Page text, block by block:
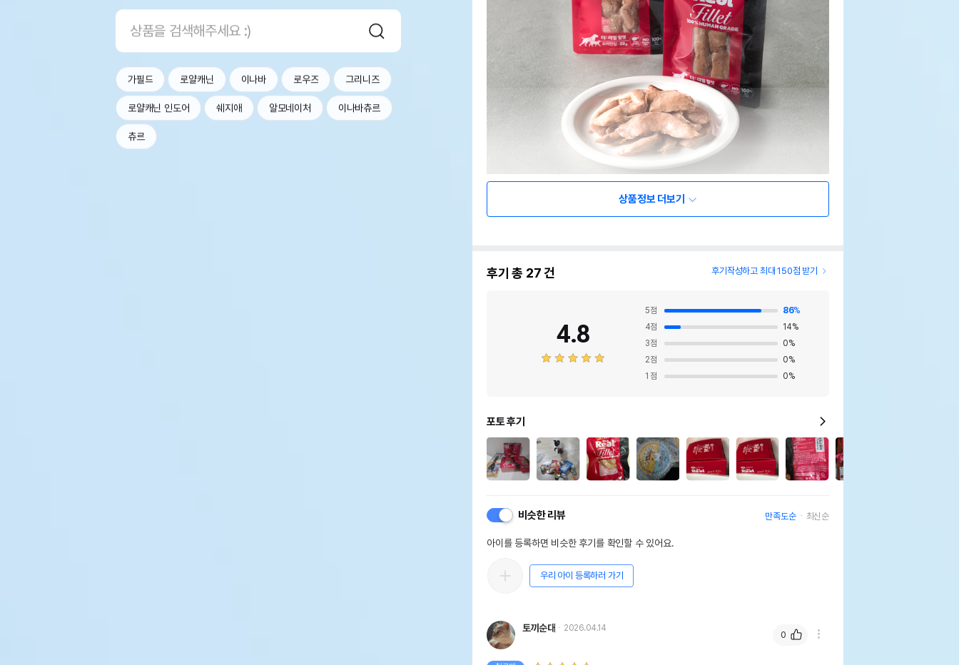
가필드 로얄캐닌 이나바 로우즈 그리니즈
로얄캐닌 인도어 쉐지애 알모네이처 이나바츄르
츄르
상품정보 더보기
후기 총 27건 후기작성하고 최대 150점 받기
4.8
5점 86%
4점 14%
3점 0%
2점 0%
1 점 0%
포토 후기
비슷한 리뷰 만족도순 최신순
아이를 등록하면 비슷한 후기를 확인할 수 있어요.
우리 아이 등록하러 가기
토끼순대 2026.04.14
0